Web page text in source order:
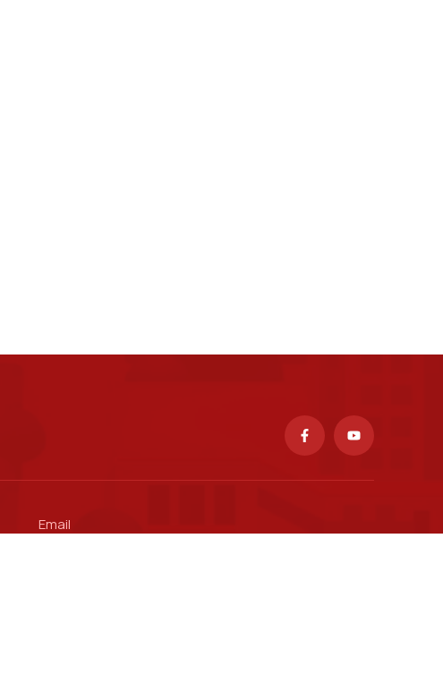
Email
ctsv@ptit.edu.vn